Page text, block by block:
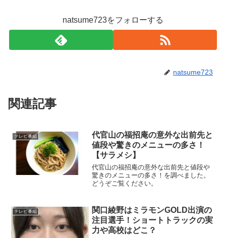
natsume723をフォローする
natsume723
関連記事
テレビ番組
代官山の福招庵の意外な出前先と
値段や驚きのメニューの多さ！
【サラメシ】
代官山の福招庵の意外な出前先と値段や
驚きのメニューの多さ！を調べました。
どうぞご覧ください。
テレビ番組
関口綾野はミラモンGOLD出演の
注目選手！ショートトラックの実
力や高校はどこ？